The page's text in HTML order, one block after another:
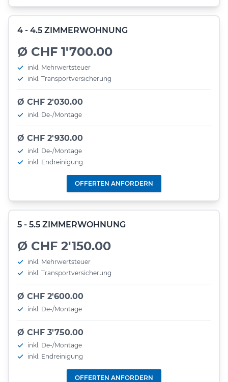
4 - 4.5 ZIMMERWOHNUNG
Ø CHF 1'700.00
inkl. Mehrwertsteuer
inkl. Transportversicherung
Ø CHF 2'030.00
inkl. De-/Montage
Ø CHF 2'930.00
inkl. De-/Montage
inkl. Endreinigung
OFFERTEN ANFORDERN
5 - 5.5 ZIMMERWOHNUNG
Ø CHF 2'150.00
inkl. Mehrwertsteuer
inkl. Transportversicherung
Ø CHF 2'600.00
inkl. De-/Montage
Ø CHF 3'750.00
inkl. De-/Montage
inkl. Endreinigung
OFFERTEN ANFORDERN